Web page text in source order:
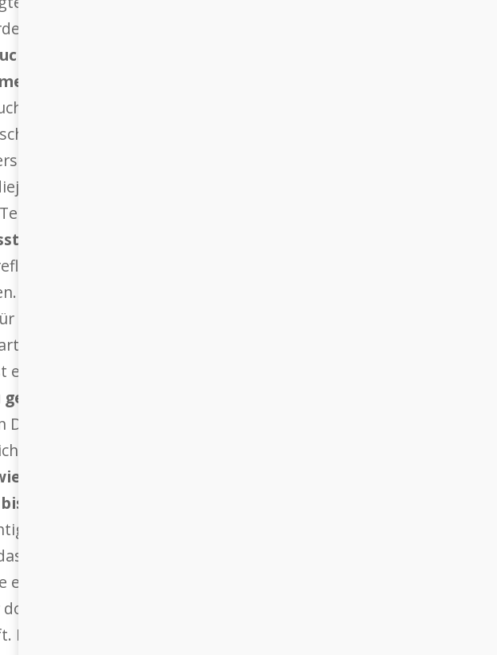
ganz gerne weiterarbeiten und mein Mann
gut gepasst.
hast, das du führst?
für das Unternehmen. Wir haben uns mit
auch bereits früher Gedanken gemacht hat
die das Unternehmen und seine Werte
Und es ist ein ständiger Austausch
du versuchst gut zuzuhören?
man noch einmal ganz anders, wie man
harte Führen, was ich eher gelernt habe –
mich deutlich verändert. Weil ich gesehen
beständig und präsent eingreift. Man lässt
auch, Leute dorthin zu führen, selbst
Chef?
bewegen. Ich kann meine Idee, die ich
es mit meinem Team machen kann. Ich sehe
ist es, als Deutsche in der Schweiz Chef
du ein bisschen arm … Bin ich das?
gut aufgenommen worden. Mir ist gesagt
hier alles so funktioniert. Nach drei Monaten
auch ganz gut, dass ich Deutsche und Frau
zu sein und sehr direkt zu sagen, was
ist das für mich als Frau auch von